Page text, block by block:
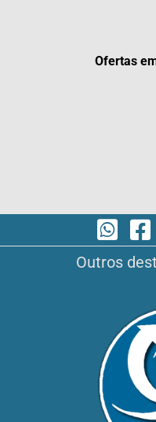
Ofertas
Outros